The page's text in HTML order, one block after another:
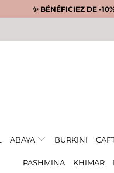
✨ BÉNÉFICIEZ DE -
ABAYA BURKINI
PASHMINA KHIMAR